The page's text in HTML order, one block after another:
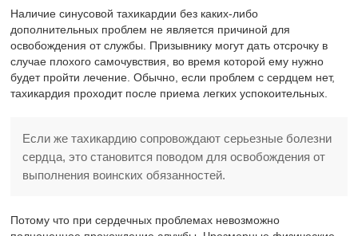
Наличие синусовой тахикардии без каких-либо
дополнительных проблем не является причиной для
освобождения от службы. Призывнику могут дать отсрочку в
случае плохого самочувствия, во время которой ему нужно
будет пройти лечение. Обычно, если проблем с сердцем нет,
тахикардия проходит после приема легких успокоительных.
Если же тахикардию сопровождают серьезные болезни
сердца, это становится поводом для освобождения от
выполнения воинских обязанностей.
Потому что при сердечных проблемах невозможно